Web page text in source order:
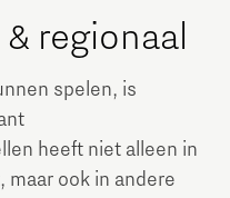
regionaal
spelen, is
heeft niet alleen in
maar ook in andere